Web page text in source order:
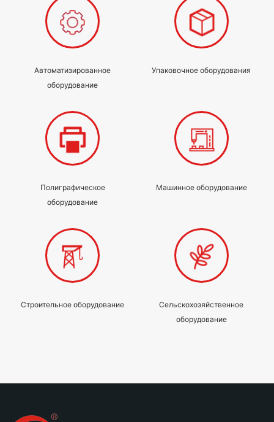
Автоматизированное
оборудование
Упаковочное оборудования
Полиграфическое
оборудование
Машинное оборудование
Строительное оборудование
Сельскохозяйственное
оборудование